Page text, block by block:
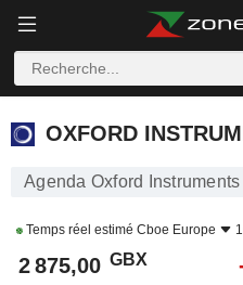
OXFORD INSTRUMENTS
OXFORD
Agenda Oxford
Temps réel estimé Cboe Europe
2 875,00 GBX